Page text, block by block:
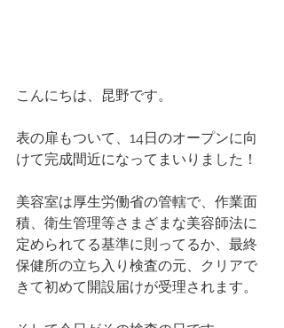
こんにちは、昆野です。
表の扉もついて、14日のオープンに向
けて完成間近になってまいりました！
美容室は厚生労働省の管轄で、作業面
積、衛生管理等さまざまな美容師法に
定められてる基準に則ってるか、最終
保健所の立ち入り検査の元、クリアで
きて初めて開設届けが受理されます。